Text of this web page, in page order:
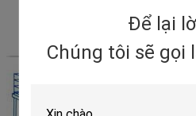
Để lại
Chúng tôi sẽ gọi